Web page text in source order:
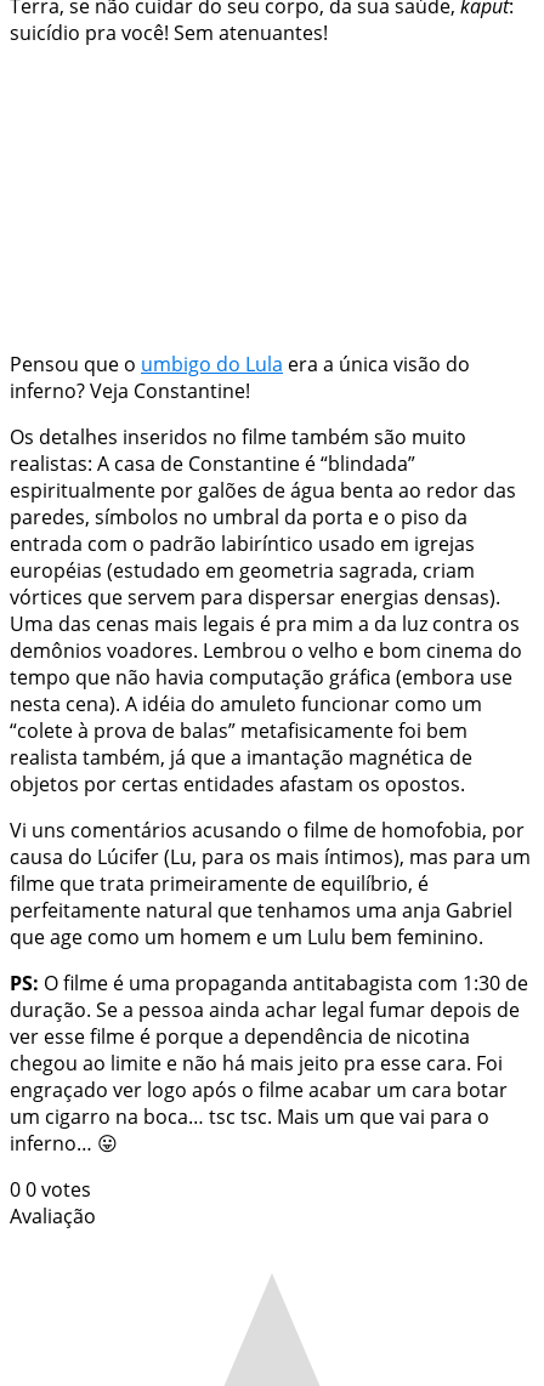
Terra, se não cuidar do seu corpo, da sua saúde, kaput:
suicídio pra você! Sem atenuantes!
Pensou que o umbigo do Lula era a única visão do
inferno? Veja Constantine!
Os detalhes inseridos no filme também são muito
realistas: A casa de Constantine é “blindada”
espiritualmente por galões de água benta ao redor das
paredes, símbolos no umbral da porta e o piso da
entrada com o padrão labiríntico usado em igrejas
européias (estudado em geometria sagrada, criam
vórtices que servem para dispersar energias densas).
Uma das cenas mais legais é pra mim a da luz contra os
demônios voadores. Lembrou o velho e bom cinema do
tempo que não havia computação gráfica (embora use
nesta cena). A idéia do amuleto funcionar como um
“colete à prova de balas” metafisicamente foi bem
realista também, já que a imantação magnética de
objetos por certas entidades afastam os opostos.
Vi uns comentários acusando o filme de homofobia, por
causa do Lúcifer (Lu, para os mais íntimos), mas para um
filme que trata primeiramente de equilíbrio, é
perfeitamente natural que tenhamos uma anja Gabriel
que age como um homem e um Lulu bem feminino.
PS: O filme é uma propaganda antitabagista com 1:30 de
duração. Se a pessoa ainda achar legal fumar depois de
ver esse filme é porque a dependência de nicotina
chegou ao limite e não há mais jeito pra esse cara. Foi
engraçado ver logo após o filme acabar um cara botar
um cigarro na boca… tsc tsc. Mais um que vai para o
inferno… 😛
00votes
Avaliação